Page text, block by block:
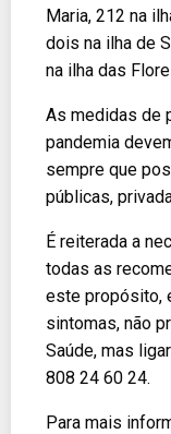
Maria, 212 na
dois na ilha de
na ilha das
As medidas de
pandemia
sempre que
públicas,
É reiterada a
todas as
este propósito,
sintomas, não
Saúde, mas
808 24 60 24.
Para mais